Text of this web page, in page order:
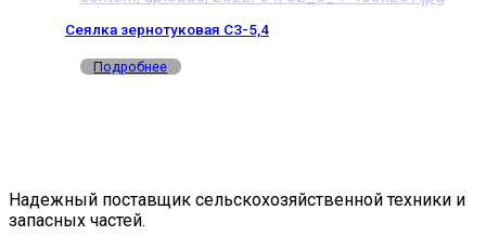
Сеялка зернотуковая СЗ-5,4
Подробнее
Надежный поставщик сельскохозяйственной техники и
запасных частей.